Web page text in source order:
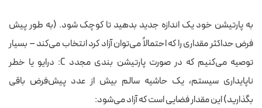
به پارتیشن خود یک اندازه جدید بدهید تا کوچک شود. (به طور پیش
فرض حداکثر مقداری را که احتمالاً می‌توان آزاد کرد انتخاب می‌کند – بسیار
توصیه می‌کنیم که در صورت پارتیشن بندی مجدد C: درایو یا خطر
ناپایداری سیستم، یک حاشیه سالم بیش از عدد پیش‌فرض باقی
بگذارید) این مقدار فضایی است که آزاد می‌شود: